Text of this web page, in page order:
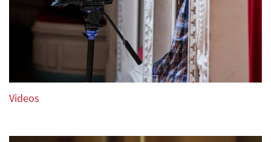
Voor categorie pianobegeleiding moeten voor- en
achternaam van de solist muzikant, huisadres,
telefoonnummer en e-mail worden ingevuld.
Onderwijsinrichting (school, universiteit of andere indien
van toepassing), de contactengegevens van deze
Videos